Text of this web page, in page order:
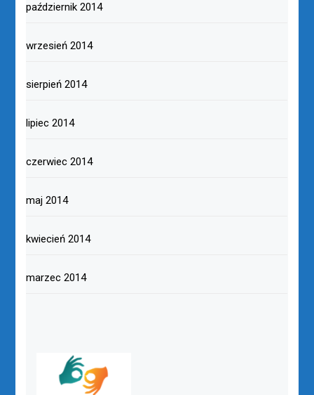
październik 2014
wrzesień 2014
sierpień 2014
lipiec 2014
czerwiec 2014
maj 2014
kwiecień 2014
marzec 2014